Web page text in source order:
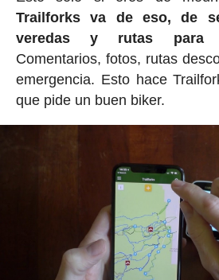
Trailforks va de eso, de
veredas y rutas para
Comentarios, fotos, rutas
emergencia. Esto hace
que pide un buen biker.